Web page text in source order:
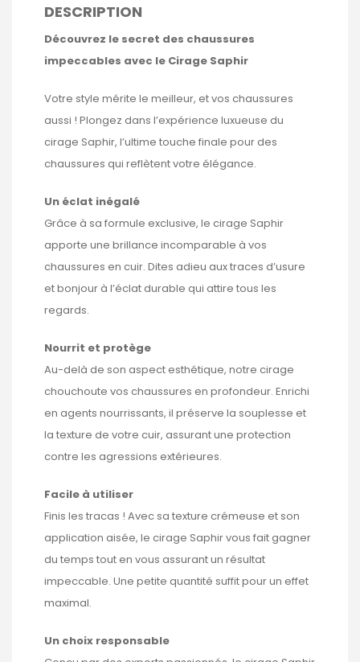
DESCRIPTION
Découvrez le secret des chaussures
impeccables avec le Cirage Saphir
Votre style mérite le meilleur, et vos chaussures
aussi ! Plongez dans l’expérience luxueuse du
cirage Saphir, l’ultime touche finale pour des
chaussures qui reflètent votre élégance.
Un éclat inégalé
Grâce à sa formule exclusive, le cirage Saphir
apporte une brillance incomparable à vos
chaussures en cuir. Dites adieu aux traces d’usure
et bonjour à l’éclat durable qui attire tous les
regards.
Nourrit et protège
Au-delà de son aspect esthétique, notre cirage
chouchoute vos chaussures en profondeur. Enrichi
en agents nourrissants, il préserve la souplesse et
la texture de votre cuir, assurant une protection
contre les agressions extérieures.
Facile à utiliser
Finis les tracas ! Avec sa texture crémeuse et son
application aisée, le cirage Saphir vous fait gagner
du temps tout en vous assurant un résultat
impeccable. Une petite quantité suffit pour un effet
maximal.
Un choix responsable